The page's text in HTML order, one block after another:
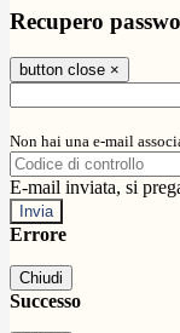
Recupero
button close ×
Non hai una e-mail
E-mail inviata, si
Errore
Chiudi
Successo